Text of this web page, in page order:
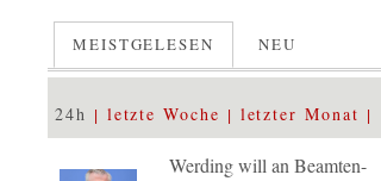
MEISTGELESEN NEU
24h letzte Woche letzter Monat
Werding will an Beamten-